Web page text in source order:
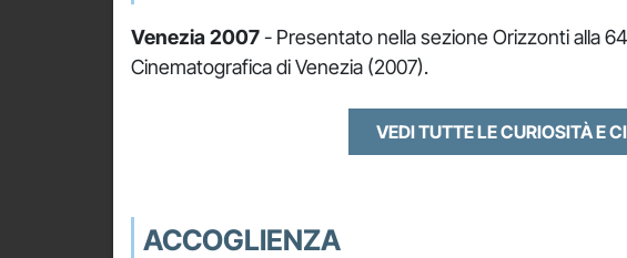
Venezia 2007- Presentato nella sezione Orizzonti alla
Cinematografica di Venezia (2007).
VEDI TUTTE LE CURIOSITÀ E
ACCOGLIENZA